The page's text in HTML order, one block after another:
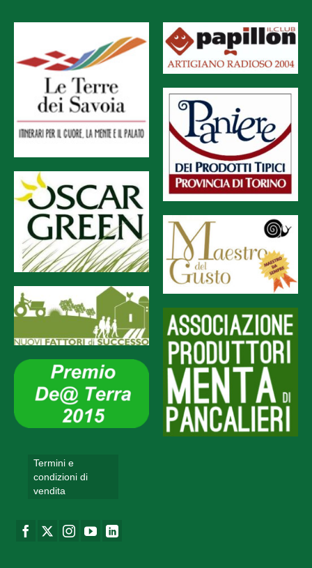
Termini e
condizioni di
vendita